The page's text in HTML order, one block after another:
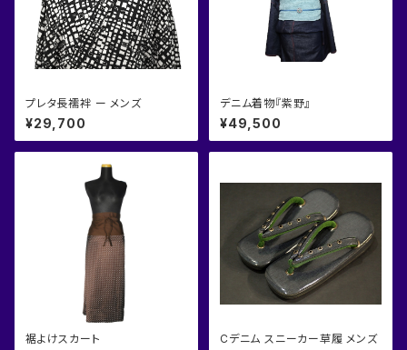
プレタ長襦袢 ー メンズ
¥29,700
デニム着物『紫野』
¥49,500
裾よけスカート Cデニム スニーカー草履 メンズ